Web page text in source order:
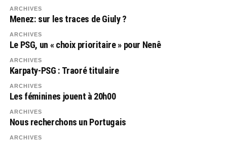
ARCHIVES
Menez: sur les traces de Giuly ?
ARCHIVES
Le PSG, un « choix prioritaire » pour Nenê
ARCHIVES
Karpaty-PSG : Traoré titulaire
ARCHIVES
Les féminines jouent à 20h00
ARCHIVES
Nous recherchons un Portugais
ARCHIVES